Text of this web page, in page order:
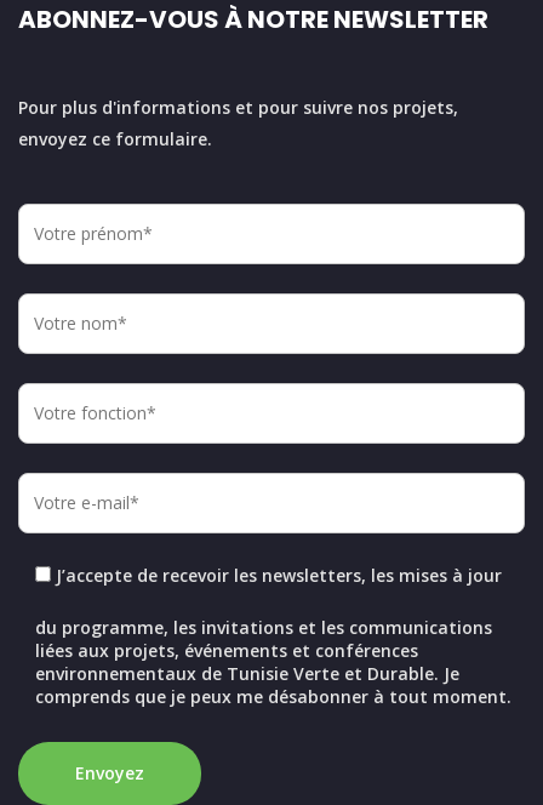
ABONNEZ-VOUS À NOTRE NEWSLETTER
Pour plus d'informations et pour suivre nos projets,
envoyez ce formulaire.
J’accepte de recevoir les newsletters, les mises à jour
du programme, les invitations et les communications
liées aux projets, événements et conférences
environnementaux de Tunisie Verte et Durable. Je
comprends que je peux me désabonner à tout moment.